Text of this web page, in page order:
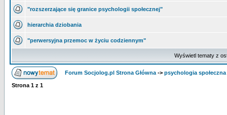
"rozszerzające się granice psychologii społecznej"
hierarchia dziobania
"perwersyjna przemoc w życiu codziennym"
Wyświetl tematy z
Forum Socjolog.pl Strona Główna -> psychologia społeczna
Strona 1 z 1